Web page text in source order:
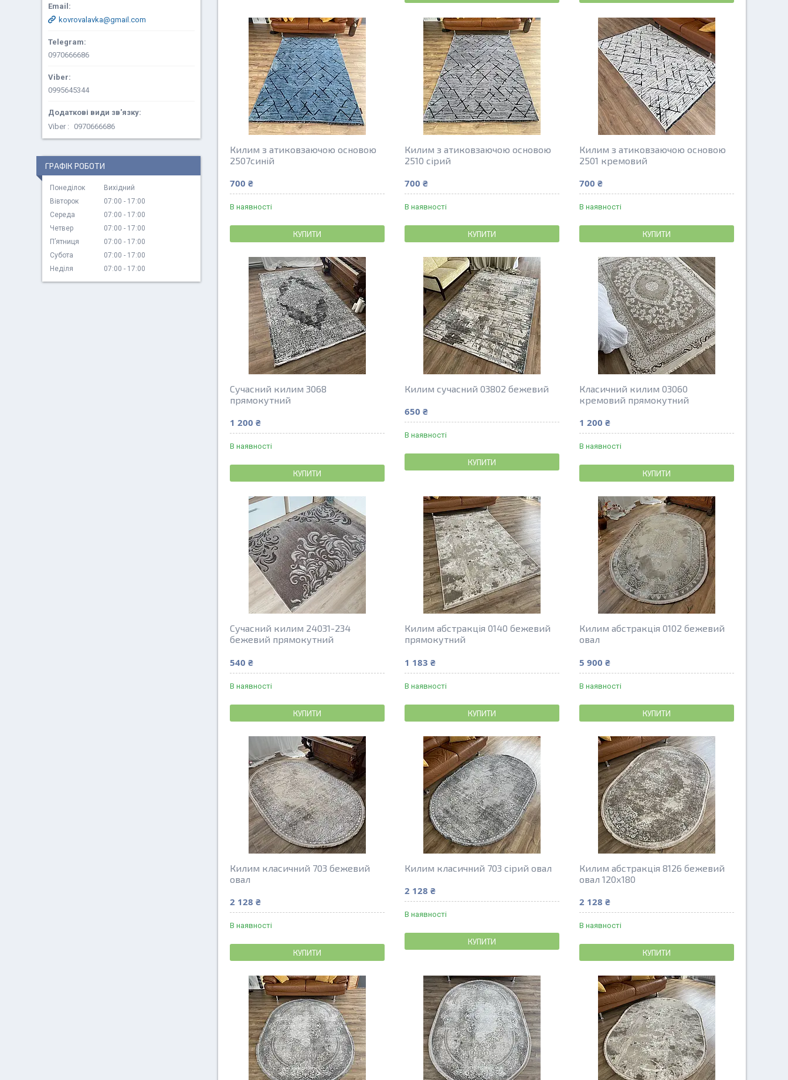
Килим з атиковзаючою основою
2507синій
700 ₴
В наявності
КУПИТИ
Килим з атиковзаючою основою
2510 сірий
700 ₴
В наявності
КУПИТИ
Килим з атиковзаючою основою
2501 кремовий
700 ₴
В наявності
КУПИТИ
Сучасний килим 3068
прямокутний
1 200 ₴
В наявності
КУПИТИ
Килим сучасний 03802 бежевий
650 ₴
В наявності
КУПИТИ
Класичний килим 03060
кремовий прямокутний
1 200 ₴
В наявності
КУПИТИ
Сучасний килим 24031-234
бежевий прямокутний
540 ₴
В наявності
КУПИТИ
Килим абстракція 0140 бежевий
прямокутний
1 183 ₴
В наявності
КУПИТИ
Килим абстракція 0102 бежевий
овал
5 900 ₴
В наявності
КУПИТИ
Килим класичний 703 бежевий
овал
2 128 ₴
В наявності
КУПИТИ
Килим класичний 703 сірий овал
2 128 ₴
В наявності
КУПИТИ
Килим абстракція 8126 бежевий
овал 120х180
2 128 ₴
В наявності
КУПИТИ
kovrovalavka@gmail.com
0970666686
0995645344
Viber 0970666686
ГРАФІК РОБОТИ
Понеділок
Вихідний
Вівторок
07:00
17:00
Середа
07:00
17:00
Четвер
07:00
17:00
Пʼятниця
07:00
17:00
Субота
07:00
17:00
Неділя
07:00 17:00